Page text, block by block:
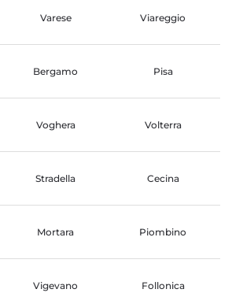
Varese Viareggio
Bergamo Pisa
Voghera Volterra
Stradella Cecina
Mortara Piombino
Vigevano Follonica